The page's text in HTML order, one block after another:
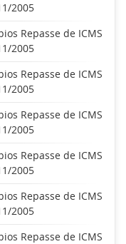
2005
Repasse de ICMS
2005
Repasse de ICMS
2005
Repasse de ICMS
2005
Repasse de ICMS
2005
Repasse de ICMS
2005
Repasse de ICMS